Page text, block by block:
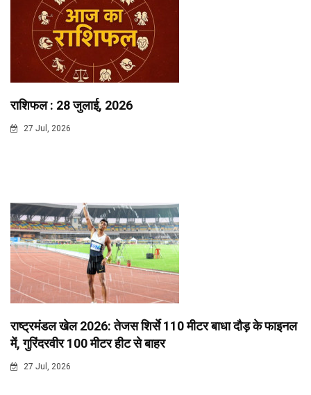
राशिफल : 28 जुलाई, 2026
27 Jul, 2026
राष्ट्रमंडल खेल 2026: तेजस शिर्से 110 मीटर बाधा दौड़ के फाइनल
में, गुरिंदरवीर 100 मीटर हीट से बाहर
27 Jul, 2026